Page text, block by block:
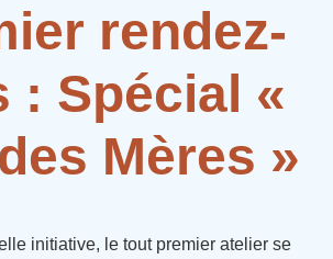
rendez-
: Spécial «
Mères »
initiative, le tout premier atelier se